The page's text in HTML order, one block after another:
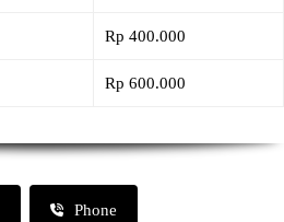
Rp 400.000
Rp 600.000
Phone